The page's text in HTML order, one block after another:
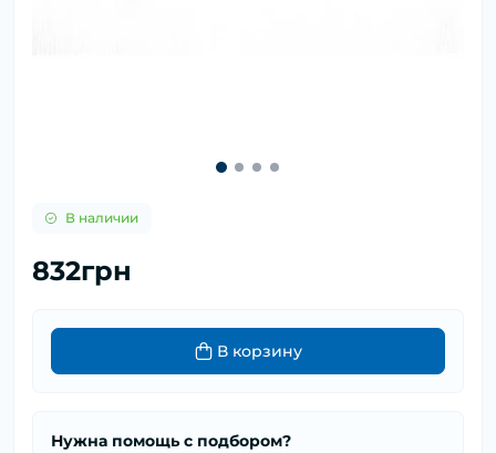
В наличии
832грн
В корзину
Нужна помощь с подбором?